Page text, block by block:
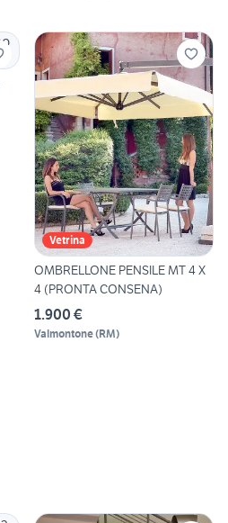
Vetrina
OMBRELLONE PENSILE MT 4 X
4 (PRONTA CONSENA)
1.900 €
Valmontone(RM)